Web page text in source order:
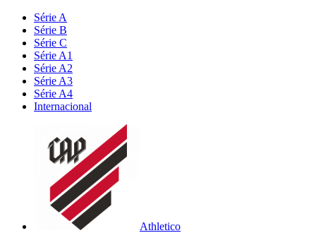
Série A
Série B
Série C
Série A1
Série A2
Série A3
Série A4
Internacional
Athletico